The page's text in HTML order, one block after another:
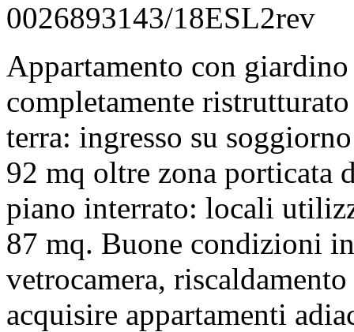
0026893143/18ESL2rev
Appartamento con
completamente
terra: ingresso su
92 mq oltre zona porticata
piano interrato: locali
87 mq. Buone condizioni
vetrocamera,
acquisire appartamenti